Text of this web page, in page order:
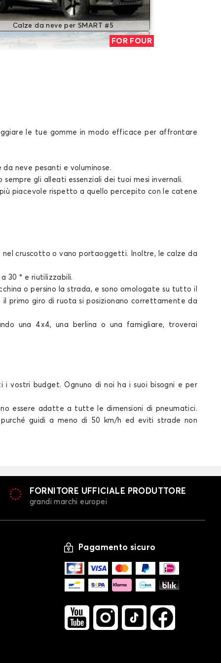
Calze da neve per SMART #5
FOR FOUR
da neve per SMART FOR FOUR
le tue gomme in modo efficace per affrontare
neve pesanti e voluminose.
sempre gli alleati essenziali dei tuoi mesi invernali.
piacevole rispetto a quello percepito con
le catene
nel cruscotto o vano portaoggetti. Inoltre, le calze da
30 ° e riutilizzabili.
o persino la strada, e sono omologate su tutto il
primo giro di ruota si posizionano correttamente da
una 4x4, una berlina o una famigliare, troverai
budget. Ognuno di noi ha i suoi bisogni e per
essere adatte a tutte le dimensioni di pneumatici.
guidi a meno di 50 km/h ed eviti strade non
FORNITORE UFFICIALE PRODUTTORE
grandi marchi europei
Pagamento sicuro